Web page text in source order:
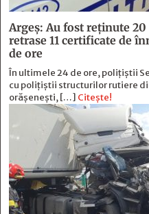
Argeș: Au fost reținute
retrase 11 certificate de
de ore
În ultimele 24 de ore, polițiștii
cu polițiștii structurilor rutiere
orășenești, […] Citește!